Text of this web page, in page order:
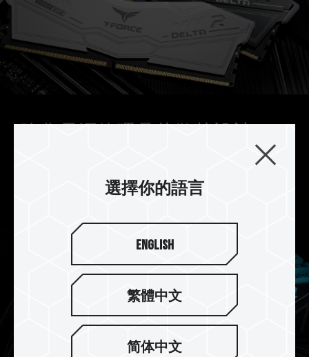
DELTA RGB DDR5 搭配使用專業導熱矽膠，強化電
源管理晶片散熱設計，有效穩定電源管理晶片運
選擇你的語言
English
繁體中文
简体中文